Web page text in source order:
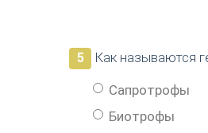
5 Как называются
Сапротрофы
Биотрофы